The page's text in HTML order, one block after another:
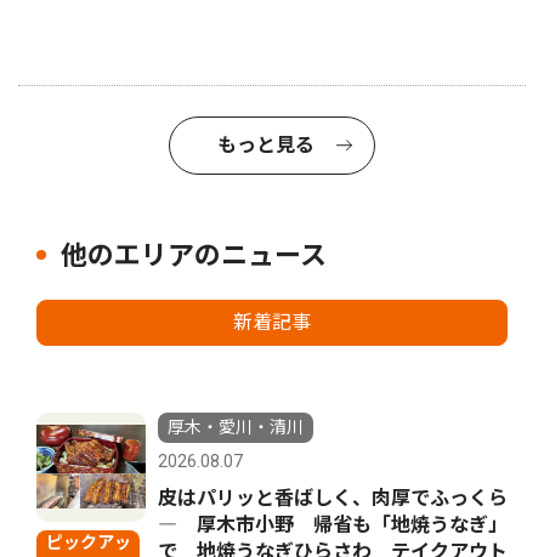
もっと見る
他のエリアのニュース
新着記事
ピックアッ
厚木・愛川・清川
2026.08.07
皮はパリッと香ばしく、肉厚でふっくら
― 厚木市小野 帰省も「地焼うなぎ」
で 地焼うなぎひらさわ テイクアウト